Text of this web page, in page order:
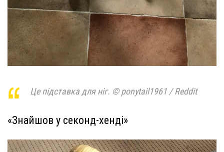
Це підставка для ніг. © ponytail1961 / Reddit
«Знайшов у секонд-хенді»